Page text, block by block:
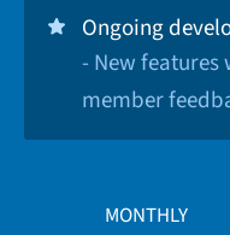
Ongoing
- New features
member
MONTHLY